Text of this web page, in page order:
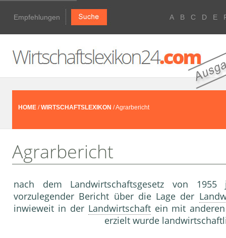
Empfehlungen A B C D E
HOME /WIRTSCHAFTSLEXIKON / Agrarbericht
Agrarbericht
nach dem Landwirtschaftsgesetz von
vorzulegender Bericht über die Lage der
inwieweit in der Landwirtschaftein mit anderen
erzielt wurde